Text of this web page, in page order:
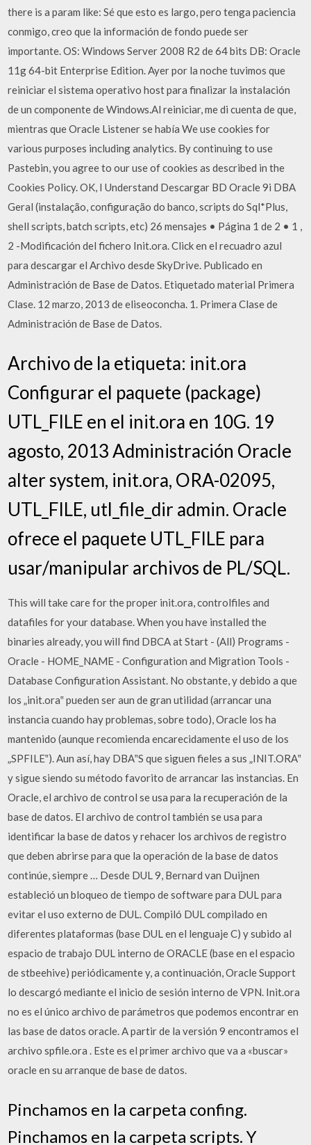
there is a param like: Sé que esto es largo, pero tenga paciencia
conmigo, creo que la información de fondo puede ser
importante. OS: Windows Server 2008 R2 de 64 bits DB: Oracle
11g 64-bit Enterprise Edition. Ayer por la noche tuvimos que
reiniciar el sistema operativo host para finalizar la instalación
de un componente de Windows.Al reiniciar, me di cuenta de que,
mientras que Oracle Listener se había We use cookies for
various purposes including analytics. By continuing to use
Pastebin, you agree to our use of cookies as described in the
Cookies Policy. OK, I Understand Descargar BD Oracle 9i DBA
Geral (instalação, configuração do banco, scripts do Sql*Plus,
shell scripts, batch scripts, etc) 26 mensajes • Página 1 de 2 • 1 ,
2 -Modificación del fichero Init.ora. Click en el recuadro azul
para descargar el Archivo desde SkyDrive. Publicado en
Administración de Base de Datos. Etiquetado material Primera
Clase. 12 marzo, 2013 de eliseoconcha. 1. Primera Clase de
Administración de Base de Datos.
Archivo de la etiqueta: init.ora
Configurar el paquete (package)
UTL_FILE en el init.ora en 10G. 19
agosto, 2013 Administración Oracle
alter system, init.ora, ORA-02095,
UTL_FILE, utl_file_dir admin. Oracle
ofrece el paquete UTL_FILE para
usar/manipular archivos de PL/SQL.
This will take care for the proper init.ora, controlfiles and
datafiles for your database. When you have installed the
binaries already, you will find DBCA at Start - (All) Programs -
Oracle - HOME_NAME - Configuration and Migration Tools -
Database Configuration Assistant. No obstante, y debido a que
los „init.ora‟ pueden ser aun de gran utilidad (arrancar una
instancia cuando hay problemas, sobre todo), Oracle los ha
mantenido (aunque recomienda encarecidamente el uso de los
„SPFILE‟). Aun así, hay DBA‟S que siguen fieles a sus „INIT.ORA‟
y sigue siendo su método favorito de arrancar las instancias. En
Oracle, el archivo de control se usa para la recuperación de la
base de datos. El archivo de control también se usa para
identificar la base de datos y rehacer los archivos de registro
que deben abrirse para que la operación de la base de datos
continúe, siempre … Desde DUL 9, Bernard van Duijnen
estableció un bloqueo de tiempo de software para DUL para
evitar el uso externo de DUL. Compiló DUL compilado en
diferentes plataformas (base DUL en el lenguaje C) y subido al
espacio de trabajo DUL interno de ORACLE (base en el espacio
de stbeehive) periódicamente y, a continuación, Oracle Support
lo descargó mediante el inicio de sesión interno de VPN. Init.ora
no es el único archivo de parámetros que podemos encontrar en
las base de datos oracle. A partir de la versión 9 encontramos el
archivo spfile.ora . Este es el primer archivo que va a «buscar»
oracle en su arranque de base de datos.
Pinchamos en la carpeta confing.
Pinchamos en la carpeta scripts. Y